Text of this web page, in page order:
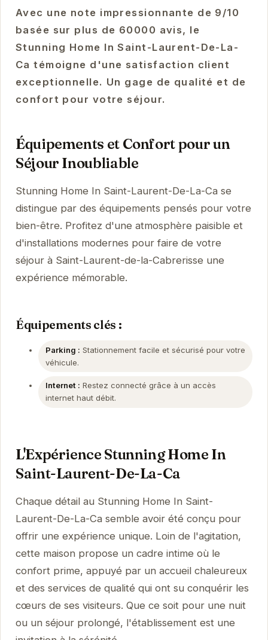
Avec une note impressionnante de 9/10
basée sur plus de 60000 avis, le
Stunning Home In Saint-Laurent-De-La-
Ca témoigne d'une satisfaction client
exceptionnelle. Un gage de qualité et de
confort pour votre séjour.
Équipements et Confort pour un
Séjour Inoubliable
Stunning Home In Saint-Laurent-De-La-Ca se
distingue par des équipements pensés pour votre
bien-être. Profitez d'une atmosphère paisible et
d'installations modernes pour faire de votre
séjour à Saint-Laurent-de-la-Cabrerisse une
expérience mémorable.
Équipements clés :
Parking : Stationnement facile et sécurisé pour votre
véhicule.
Internet : Restez connecté grâce à un accès
internet haut débit.
L'Expérience Stunning Home In
Saint-Laurent-De-La-Ca
Chaque détail au Stunning Home In Saint-
Laurent-De-La-Ca semble avoir été conçu pour
offrir une expérience unique. Loin de l'agitation,
cette maison propose un cadre intime où le
confort prime, appuyé par un accueil chaleureux
et des services de qualité qui ont su conquérir les
cœurs de ses visiteurs. Que ce soit pour une nuit
ou un séjour prolongé, l'établissement est une